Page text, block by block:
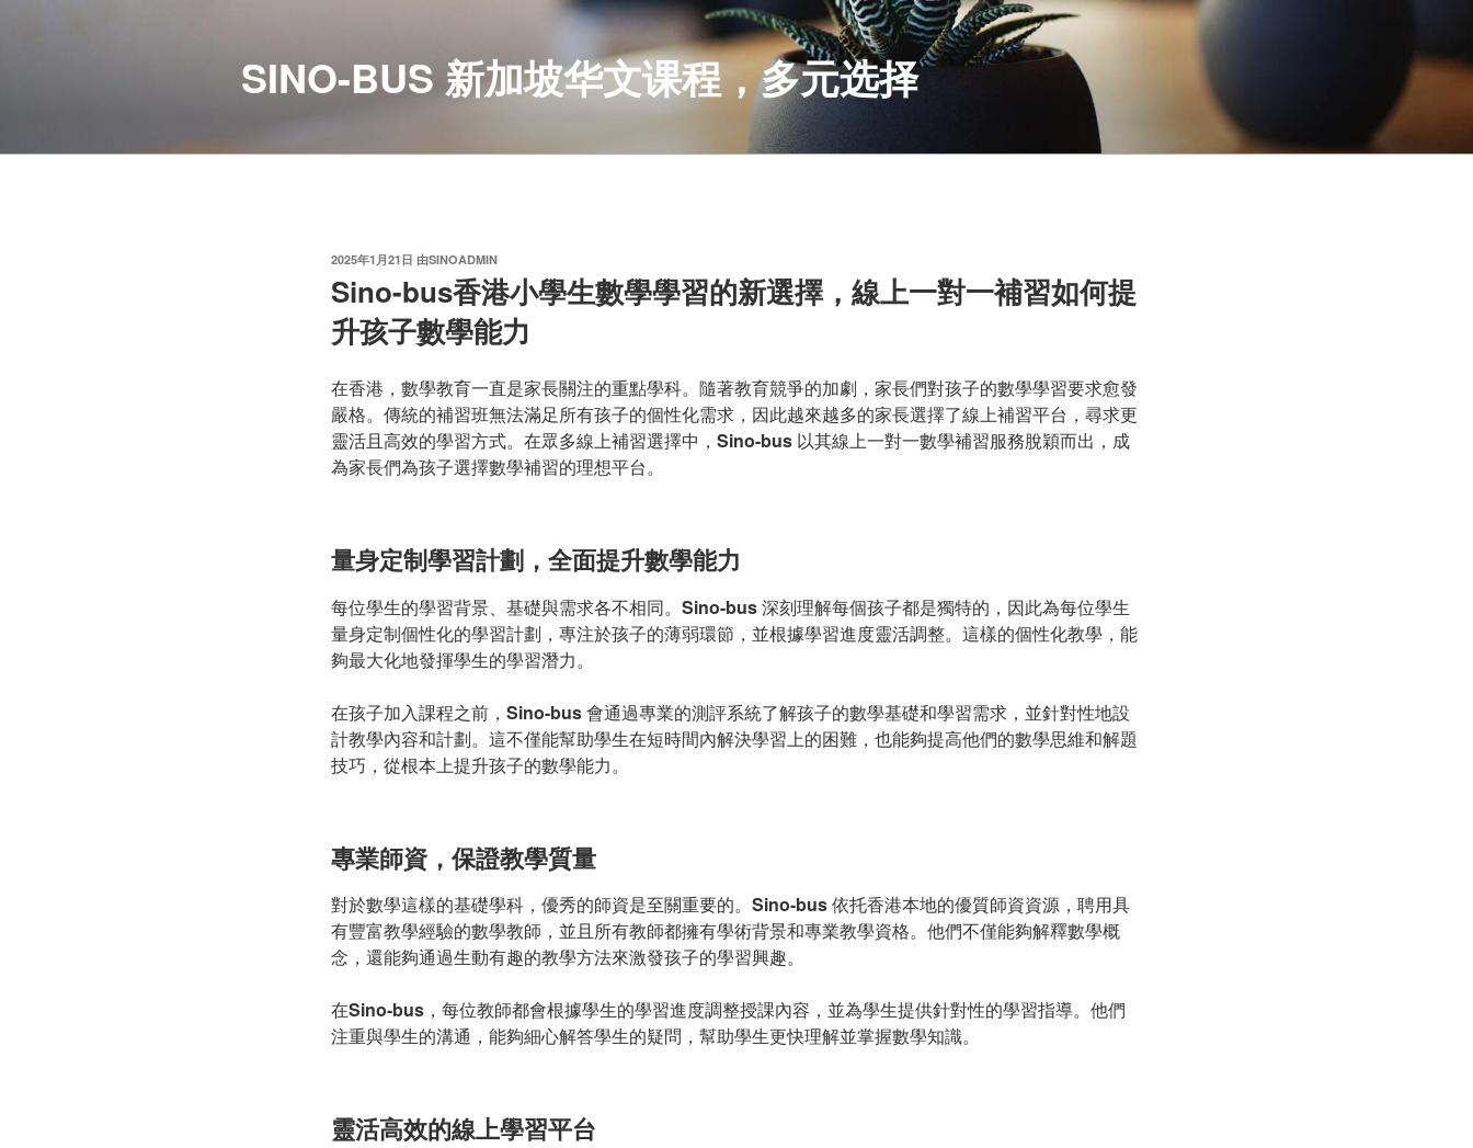
SINO-BUS 新加坡华文课程，多元选择
发
于
2025年1月21日 由SINOADMIN
Sino-bus香港小學生數學學習的新選擇，線上一對一補習如何提
升孩子數學能力
在香港，數學教育一直是家長關注的重點學科。隨著教育競爭的加劇，家長們對孩子的數學學習要求愈發
嚴格。傳統的補習班無法滿足所有孩子的個性化需求，因此越來越多的家長選擇了線上補習平台，尋求更
靈活且高效的學習方式。在眾多線上補習選擇中， Sino-bus 以其線上一對一數學補習服務脫穎而出，成
為家長們為孩子選擇數學補習的理想平台。
量身定制學習計劃，全面提升數學能力
每位學生的學習背景、基礎與需求各不相同。 Sino-bus深刻理解每個孩子都是獨特的，因此為每位學生
量身定制個性化的學習計劃，專注於孩子的薄弱環節，並根據學習進度靈活調整。這樣的個性化教學，能
夠最大化地發揮學生的學習潛力。
在孩子加入課程之前， Sino-bus會通過專業的測評系統了解孩子的數學基礎和學習需求，並針對性地設
計教學內容和計劃。這不僅能幫助學生在短時間內解決學習上的困難，也能夠提高他們的數學思維和解題
技巧，從根本上提升孩子的數學能力。
專業師資，保證教學質量
對於數學這樣的基礎學科，優秀的師資是至關重要的。 Sino-bus依托香港本地的優質師資資源，聘用具
有豐富教學經驗的數學教師，並且所有教師都擁有學術背景和專業教學資格。他們不僅能夠解釋數學概
念，還能夠通過生動有趣的教學方法來激發孩子的學習興趣。
在Sino-bus ，每位教師都會根據學生的學習進度調整授課內容，並為學生提供針對性的學習指導。他們
注重與學生的溝通，能夠細心解答學生的疑問，幫助學生更快理解並掌握數學知識。
靈活高效的線上學習平台